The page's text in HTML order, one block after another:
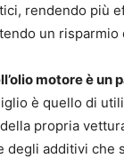
rendendo più
un risparmio
motore è un
è quello di
propria
degli additivi che